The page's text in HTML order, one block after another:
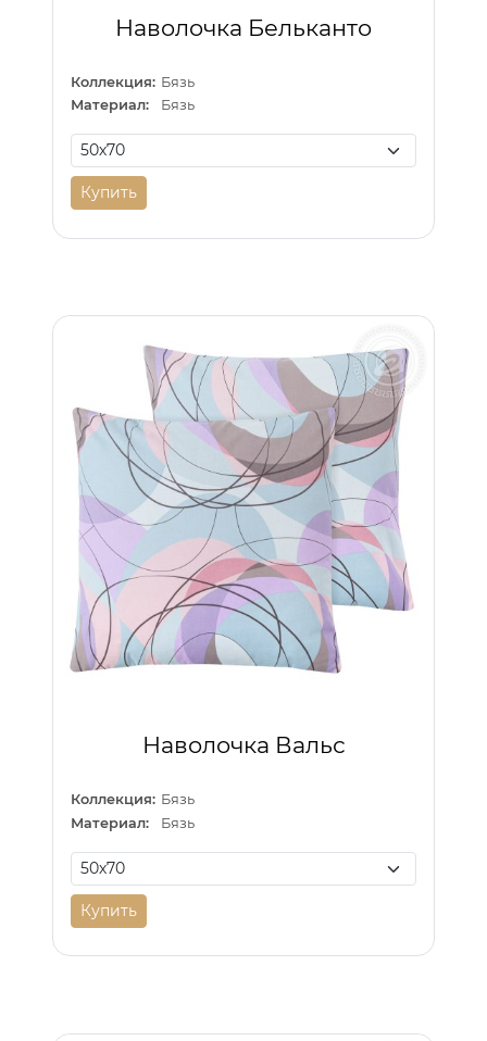
Наволочка Бельканто
Коллекция: Бязь
Материал:
Бязь
Купить
Наволочка Вальс
Коллекция: Бязь
Материал:
Бязь
Купить